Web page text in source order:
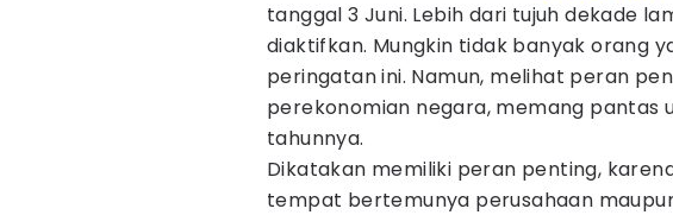
tanggal 3 Juni. Lebih dari tujuh dekade
diaktifkan. Mungkin tidak banyak orang
peringatan ini. Namun, melihat peran
perekonomian negara, memang pantas
tahunnya.
Dikatakan memiliki peran penting,
tempat bertemunya perusahaan